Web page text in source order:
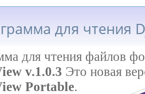
для чтения
для чтения файлов
v.1.0.3 Это новая
Portable.